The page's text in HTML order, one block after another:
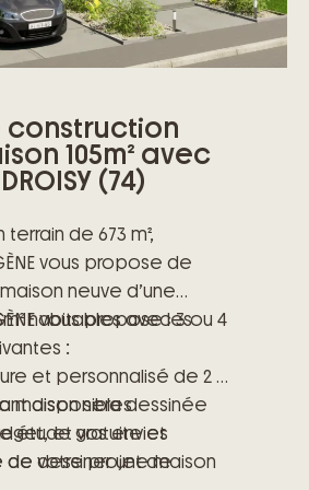
construction
105m² avec
(74)
terrain de 673 m²,
vous propose de
neuve d’une
habitables avec 3 ou 4
vous propose les
:
et personnalisé de 2 à
maison sera dessinée
et vos envies
de dessiner une maison
disponibles
étude gratuite et
de votre projet de